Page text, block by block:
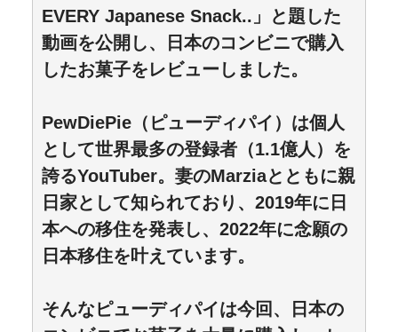
EVERY Japanese Snack..」と題した
動画を公開し、日本のコンビニで購入
したお菓子をレビューしました。
PewDiePie（ピューディパイ）は個人
として世界最多の登録者（1.1億人）を
誇るYouTuber。妻のMarziaとともに親
日家として知られており、2019年に日
本への移住を発表し、2022年に念願の
日本移住を叶えています。
そんなピューディパイは今回、日本の